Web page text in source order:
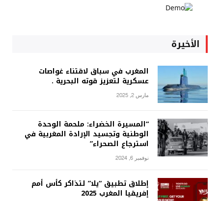
الأخيرة
المغرب في سباق لاقتناء غواصات
عسكرية لتعزيز قوته البحرية .
مارس 2, 2025
“المسيرة الخضراء: ملحمة الوحدة
الوطنية وتجسيد الإرادة المغربية في
استرجاع الصحراء”
نوفمبر 6, 2024
إطلاق تطبيق “يلا” لتذاكر كأس أمم
إفريقيا المغرب 2025